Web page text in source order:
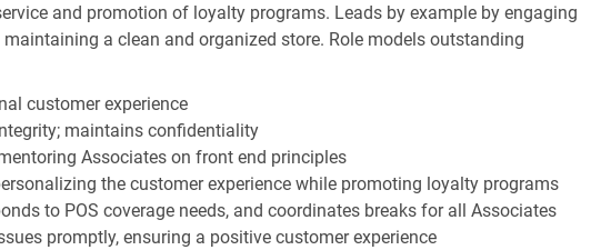
and promotion of loyalty programs. Leads by example by engaging
a clean and organized store. Role models outstanding
customer experience
maintains confidentiality
Associates on front end principles
the customer experience while promoting loyalty programs
to POS coverage needs, and coordinates breaks for all Associates
promptly, ensuring a positive customer experience